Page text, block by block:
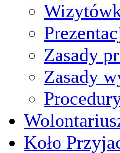
Zasady
Zasady
Koło